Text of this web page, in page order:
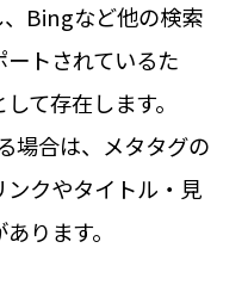
Bingなど他の検索
トされているた
て存在します。
場合は、メタタグの
クやタイトル・見
ります。